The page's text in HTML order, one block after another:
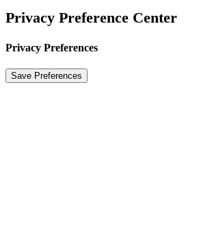
Privacy Preference Center
Privacy Preferences